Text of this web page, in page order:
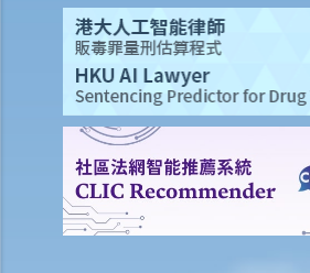
1. 我于数年前签署了一份持久授权书，委任
最近我注意到他沉溺赌博，我已不再信任他
儿作为受权人。我应该怎样做？
b. 其他情况下撤销持久授权
8. 持久授权书的主要优点
订立持久授权书的要求和步骤
1. 采用订明格式